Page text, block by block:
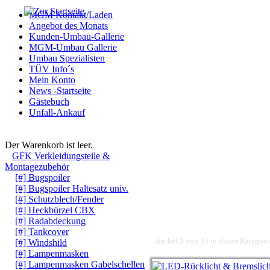
MGM Kontakt/Laden
Angebot des Monats
Kunden-Umbau-Gallerie
MGM-Umbau Gallerie
Umbau Spezialisten
TÜV Info´s
Mein Konto
News -Startseite
Gästebuch
Unfall-Ankauf
Der Warenkorb ist leer.
GFK Verkleidungsteile &
Montagezubehör
[#] Bugspoiler
[#] Bugspoiler Haltesatz univ.
[#] Schutzblech/Fender
[#] Heckbürzel CBX
[#] Radabdeckung
[#] Tankcover
[#] Windshild
[#] Lampenmasken
[#] Lampenmasken Gabelschellen
Artikel 2 von 14 in dieser